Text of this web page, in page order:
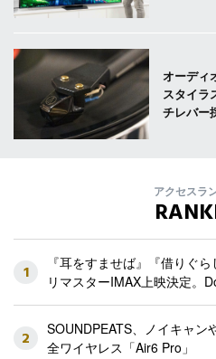
オーディ
スタイラ
チレバー
アクセスラ
1
『耳をすませば』『借りぐ
リマスターIMAX上映決定。
2
SOUNDPEATS、ノイキャン
全ワイヤレス「Air6 Pro」